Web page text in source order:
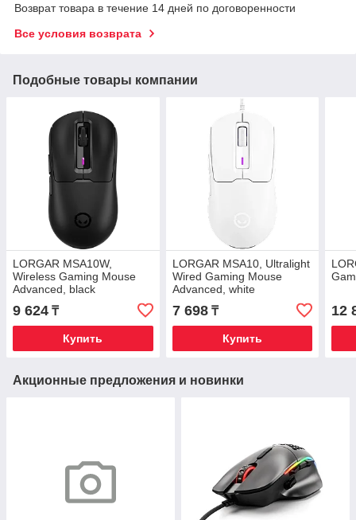
Возврат товара в течение 14 дней по договоренности
Все условия возврата
Подобные товары компании
LORGAR MSA10W,
Wireless Gaming Mouse
Advanced, black
9 624 ₸
Купить
LORGAR MSA10, Ultralight
Wired Gaming Mouse
Advanced, white
7 698₸
Купить
12
Акционные предложения и новинки